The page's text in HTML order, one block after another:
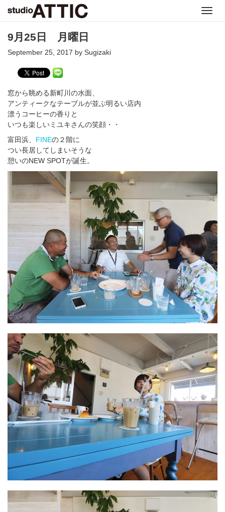
9月25日 月曜日
September 25, 2017 by Sugizaki
窓から眺める新町川の水面、
アンティークなテーブルが並ぶ明るい店内
漂うコーヒーの香りと
いつも楽しいミユキさんの笑顔・・
富田浜、 FINEの２階に
つい長居してしまいそうな
憩いのNEW SPOTが誕生。